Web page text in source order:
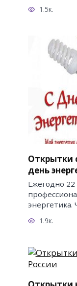
1.5к.
Открытки
день
Ежегодно 22
энергетика.
1.9к.